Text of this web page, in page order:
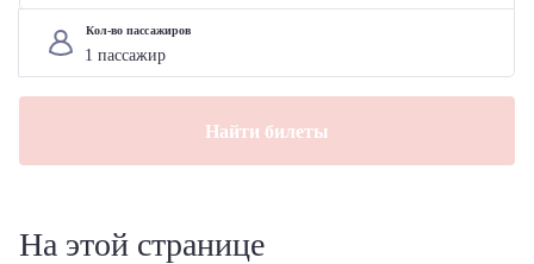
Кол-во пассажиров
Найти билеты
На этой странице